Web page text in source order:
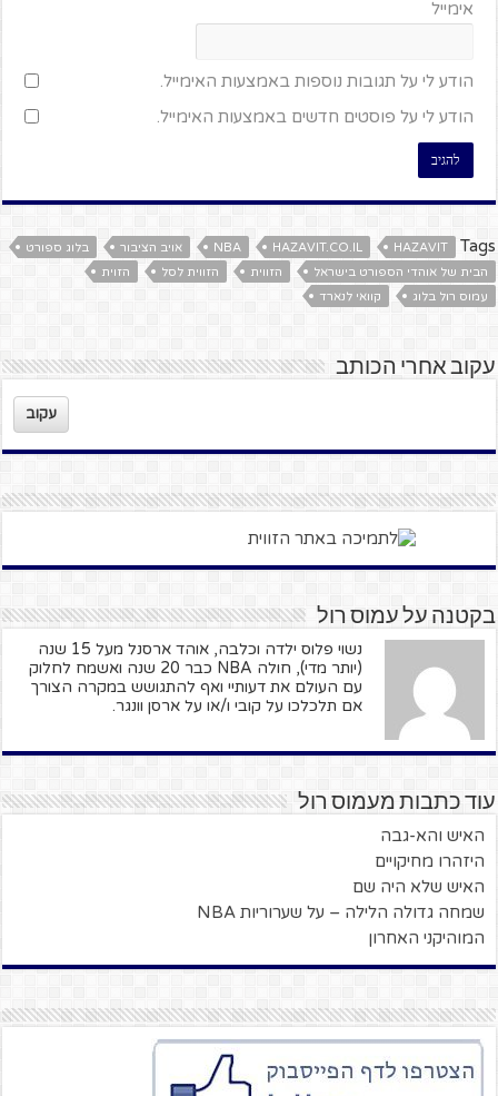
אימייל
הודע לי על תגובות נוספות באמצעות האימייל.
הודע לי על פוסטים חדשים באמצעות האימייל.
Tags
HAZAVIT
HAZAVIT.CO.IL
NBA אויב הציבור
בלוג ספורט
הבית של אוהדי הספורט בישראל
הזווית הזווית לסל
הזוית
עמוס רול בלוג
קוואי לנארד
עקוב אחרי הכותב
עקוב
בקטנה על עמוס רול
נשוי פלוס ילדה וכלבה, אוהד ארסנל מעל 15 שנה
(יותר מדי), חולה NBA כבר 20 שנה ואשמח לחלוק
עם העולם את דעותיי ואף להתגושש במקרה הצורך
אם תלכלכו על קובי ו/או על ארסן וונגר.
עוד כתבות מעמוס רול
האיש והא-גבה
היזהרו מחיקויים
האיש שלא היה שם
שמחה גדולה הלילה – על שערוריות NBA
המוהיקני האחרון